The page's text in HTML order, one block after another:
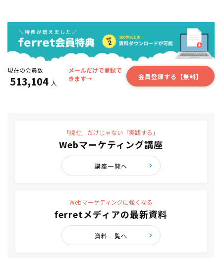
現在の会員数
513,104 人
メールだけで登録で
きます→
会員登録する【無料】
「読む」だけじゃない「実践する」
Webマーケティング講座
講座一覧へ
Webマーケティングに強くなる
ferretメディアの最新資料
資料一覧へ